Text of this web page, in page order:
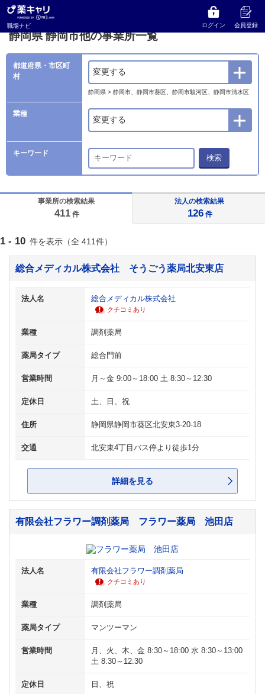
職場ナビ ログイン 会員登録
薬キャリ 職場ナビ 静岡市他の事業所一覧
静岡県 静岡市他の事業所一覧
都道府県・市区町
村
変更する
静岡県 > 静岡市、静岡市葵区、静岡市駿河区、静岡市清水区
業種
変更する
キーワード 検索
事業所の検索結果
411 件
法人の検索結果
126 件
1 - 10 件を表示（全 411件）
総合メディカル株式会社 そうごう薬局北安東店
法人名 総合メディカル株式会社
クチコミあり
業種 調剤薬局
薬局タイプ 総合門前
営業時間 月～金 9:00～18:00 土 8:30～12:30
定休日 土、日、祝
住所 静岡県静岡市葵区北安東3-20-18
交通 北安東4丁目バス停より徒歩1分
詳細を見る
有限会社フラワー調剤薬局 フラワー薬局 池田店
法人名 有限会社フラワー調剤薬局
クチコミあり
業種 調剤薬局
薬局タイプ マンツーマン
営業時間
月、火、木、金 8:30～18:00 水 8:30～13:00
土 8:30～12:30
定休日 日、祝